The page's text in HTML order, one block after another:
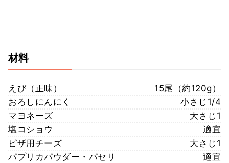
材料
えび（正味）
15尾（約120g）
おろしにんにく
小さじ1/4
マヨネーズ
大さじ1
塩コショウ
適宜
ピザ用チーズ
大さじ1
パプリカパウダー・パセリ
適宜